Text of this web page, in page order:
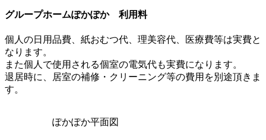
グループホームぽかぽか 利用料
個人の日用品費、紙おむつ代、理美容代、医療費等は実費と
なります。
また個人で使用される個室の電気代も実費になります。
退居時に、居室の補修・クリーニング等の費用を別途頂きま
す。
ぽかぽか平面図